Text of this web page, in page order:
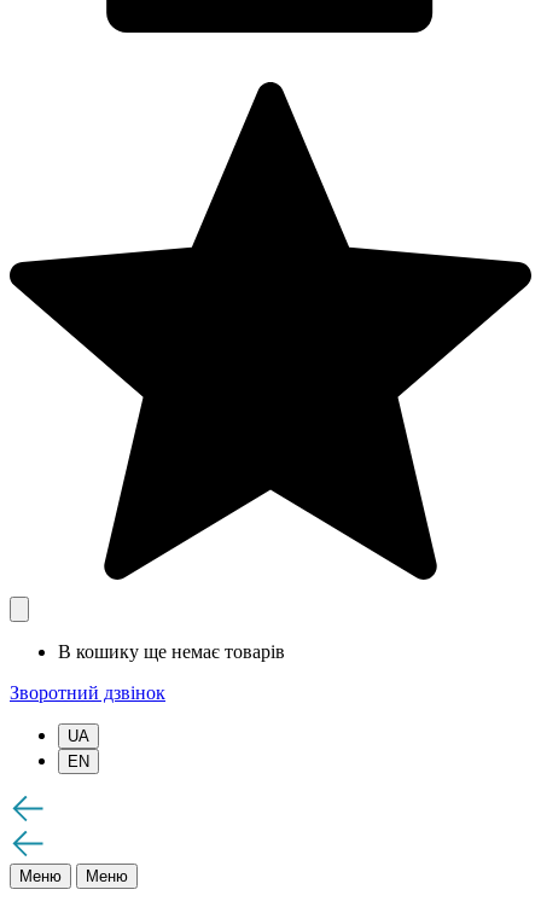
В кошику ще немає товарів
Зворотний дзвінок
UA
EN
Меню Меню